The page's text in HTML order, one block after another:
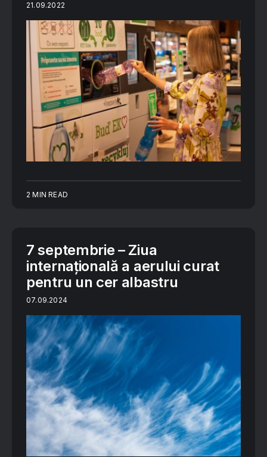
21.09.2022
2 MIN READ
7 septembrie – Ziua
internaţională a aerului curat
pentru un cer albastru
07.09.2024